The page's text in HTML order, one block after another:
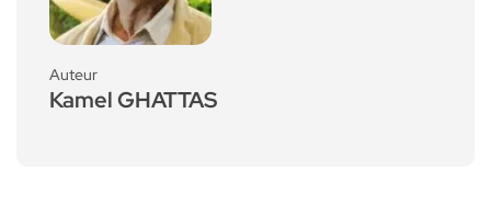
Auteur
Kamel GHATTAS